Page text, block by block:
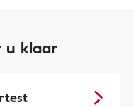
u klaar